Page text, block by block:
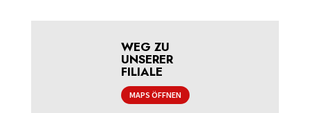
WEG ZU
UNSERER
FILIALE
MAPS ÖFFNEN